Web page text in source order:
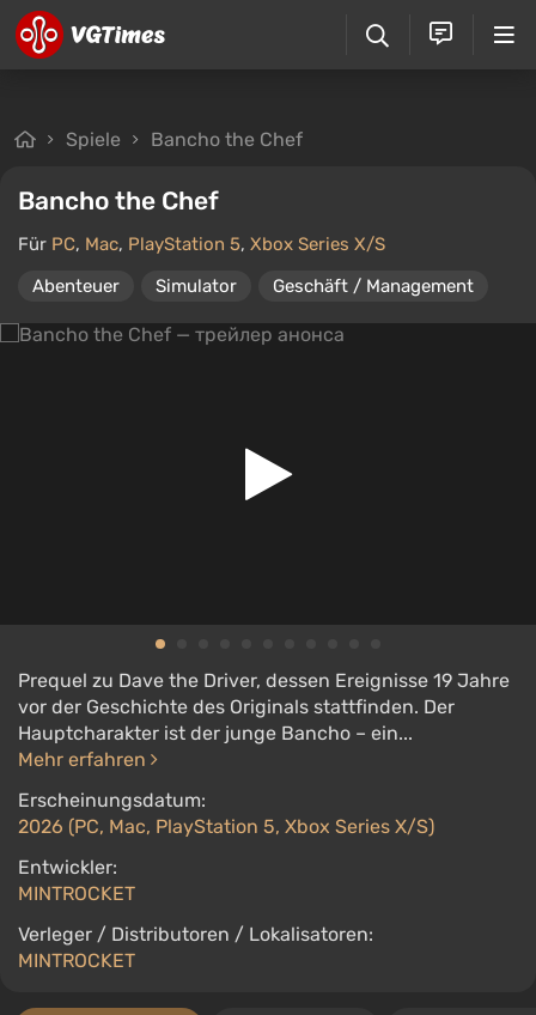
Spiele Bancho the Chef
Bancho the Chef
Für PC, Mac, PlayStation 5, Xbox Series X/S
Abenteuer
Simulator Geschäft / Management
Prequel zu Dave the Driver, dessen Ereignisse 19 Jahre
vor der Geschichte des Originals stattfinden. Der
Hauptcharakter ist der junge Bancho – ein...
Mehr erfahren
Erscheinungsdatum:
2026 (PC, Mac, PlayStation 5, Xbox Series X/S)
Entwickler:
MINTROCKET
Verleger / Distributoren / Lokalisatoren:
MINTROCKET